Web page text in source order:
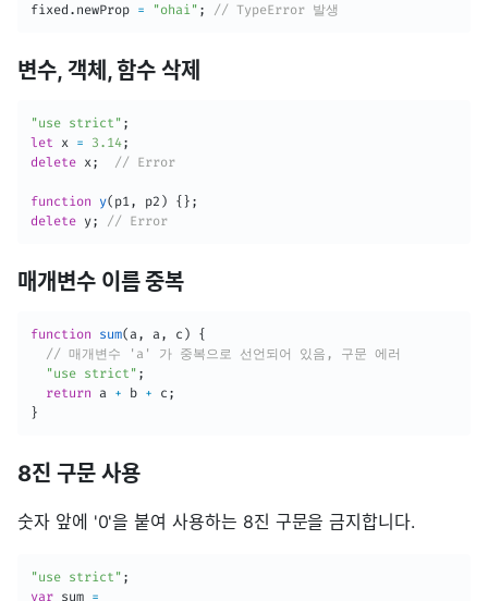
fixed . newProp = "ohai" ; // TypeError 발생
변수, 객체, 함수 삭제
"use strict" ;
let x = 3.14;
delete x; // Error
function y( p1, p2 ) { } ;
delete y; // Error
매개변수 이름 중복
function sum(a , a , c )
{
// 매개변수 'a' 가 중복으로 선언되어 있음, 구문 에러
"use strict" ;
return a + b + c ;
}
8진 구문 사용
숫자 앞에 '0'을 붙여 사용하는 8진 구문을 금지합니다.
"use strict" ;
var sum =